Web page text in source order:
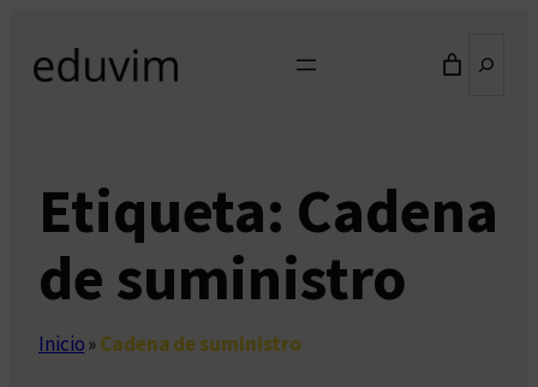
contenido
Etiqueta: Cadena
de suministro
Inicio»Cadena de suministro